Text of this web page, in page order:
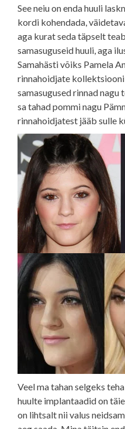
See neiu on enda huuli
kordi kohendada,
aga kurat seda täpselt
samasuguseid huuli, aga
Samahästi võiks Pamela
rinnahoidjate kollektsiooni
samasugused rinnad nagu
sa tahad pommi nagu
rinnahoidjatest jääb sulle
Veel ma tahan selgeks
huulte implantaadid on
on lihtsalt nii valus